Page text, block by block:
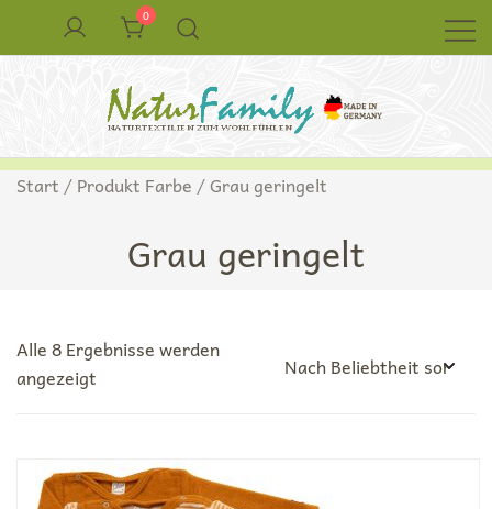
0
NaturFamily Shop – Naturtextilien für
Babys, Kinder und ganze Familie
Naturkleidung aus Wolle und Seide
Start / Produkt Farbe / Grau geringelt
Grau geringelt
Alle 8 Ergebnisse werden
angezeigt